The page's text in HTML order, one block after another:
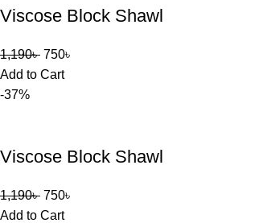
Viscose Block Shawl
1,190৳ 750৳
Add to Cart
-37%
Viscose Block Shawl
1,190৳ 750৳
Add to Cart